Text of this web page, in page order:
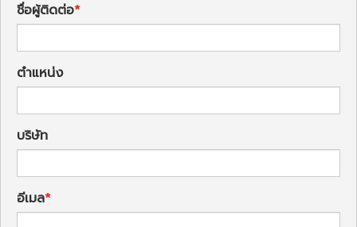
ชื่อผู้ติดต่อ
ตำแหน่ง
บริษัท
อีเมล